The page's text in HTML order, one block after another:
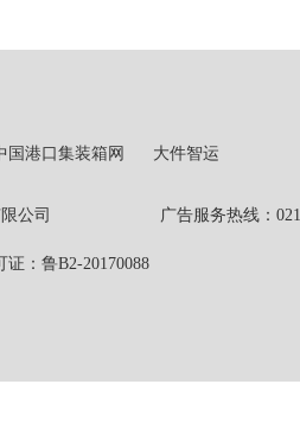
国港口集装箱网
大件智运
有限公司 广告服务热线：021-
：鲁B2-20170088